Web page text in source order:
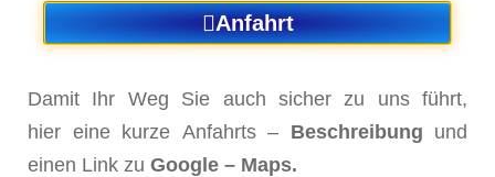
Anfahrt
Damit Ihr Weg Sie auch sicher zu uns führt,
hier eine kurze Anfahrts – Beschreibung und
einen Link zu Google – Maps.